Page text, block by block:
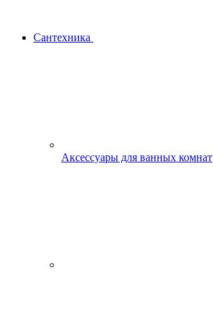
Сантехника
Аксессуары для ванных комнат